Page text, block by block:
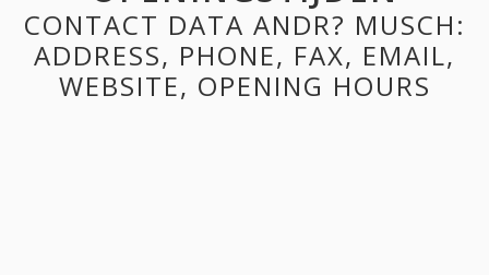
CONTACT DATA ANDR? MUSCH:
ADDRESS, PHONE, FAX, EMAIL,
WEBSITE, OPENING HOURS